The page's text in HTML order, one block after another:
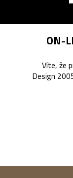
ON-
Víte, že
Design